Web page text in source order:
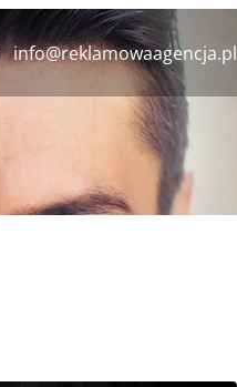
info@reklamowaagencja.pl